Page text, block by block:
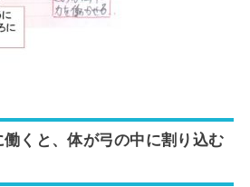
くと、体が弓の中に割り込む